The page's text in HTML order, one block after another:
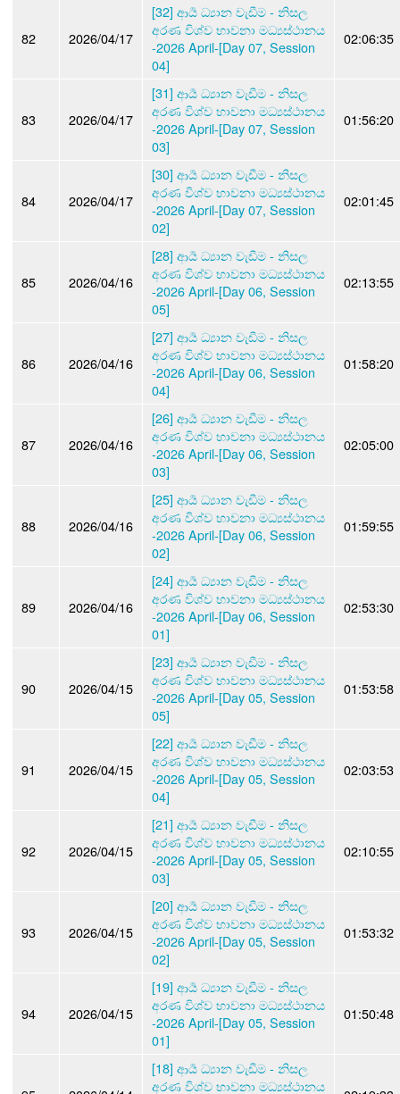
82 2026/04/17
[32] ආර්‍ය ධ්‍යාන වැඩීම - නිසල
අරණ විශ්ව භාවනා මධ්‍යස්ථානය
-2026 April-[Day 07, Session
04]
02:06:35
83 2026/04/17
[31] ආර්‍ය ධ්‍යාන වැඩීම - නිසල
අරණ විශ්ව භාවනා මධ්‍යස්ථානය
-2026 April-[Day 07, Session
03]
01:56:20
84 2026/04/17
[30] ආර්‍ය ධ්‍යාන වැඩීම - නිසල
අරණ විශ්ව භාවනා මධ්‍යස්ථානය
-2026 April-[Day 07, Session
02]
02:01:45
85 2026/04/16
[28] ආර්‍ය ධ්‍යාන වැඩීම - නිසල
අරණ විශ්ව භාවනා මධ්‍යස්ථානය
-2026 April-[Day 06, Session
05]
02:13:55
86 2026/04/16
[27] ආර්‍ය ධ්‍යාන වැඩීම - නිසල
අරණ විශ්ව භාවනා මධ්‍යස්ථානය
-2026 April-[Day 06, Session
04]
01:58:20
87 2026/04/16
[26] ආර්‍ය ධ්‍යාන වැඩීම - නිසල
අරණ විශ්ව භාවනා මධ්‍යස්ථානය
-2026 April-[Day 06, Session
03]
02:05:00
88 2026/04/16
[25] ආර්‍ය ධ්‍යාන වැඩීම - නිසල
අරණ විශ්ව භාවනා මධ්‍යස්ථානය
-2026 April-[Day 06, Session
02]
01:59:55
89 2026/04/16
[24] ආර්‍ය ධ්‍යාන වැඩීම - නිසල
අරණ විශ්ව භාවනා මධ්‍යස්ථානය
-2026 April-[Day 06, Session
01]
02:53:30
90 2026/04/15
[23] ආර්‍ය ධ්‍යාන වැඩීම - නිසල
අරණ විශ්ව භාවනා මධ්‍යස්ථානය
-2026 April-[Day 05, Session
05]
01:53:58
91 2026/04/15
[22] ආර්‍ය ධ්‍යාන වැඩීම - නිසල
අරණ විශ්ව භාවනා මධ්‍යස්ථානය
-2026 April-[Day 05, Session
04]
02:03:53
92 2026/04/15
[21] ආර්‍ය ධ්‍යාන වැඩීම - නිසල
අරණ විශ්ව භාවනා මධ්‍යස්ථානය
-2026 April-[Day 05, Session
03]
02:10:55
93 2026/04/15
[20] ආර්‍ය ධ්‍යාන වැඩීම - නිසල
අරණ විශ්ව භාවනා මධ්‍යස්ථානය
-2026 April-[Day 05, Session
02]
01:53:32
94 2026/04/15
[19] ආර්‍ය ධ්‍යාන වැඩීම - නිසල
අරණ විශ්ව භාවනා මධ්‍යස්ථානය
-2026 April-[Day 05, Session
01]
01:50:48
[18] ආර්‍ය ධ්‍යාන වැඩීම - නිසල
අරණ විශ්ව භාවනා මධ්‍යස්ථානය